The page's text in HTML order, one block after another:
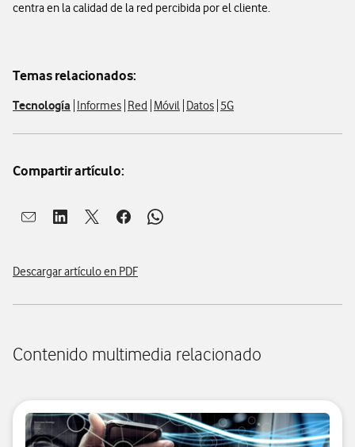
centra en la calidad de la red percibida por el cliente.
Temas relacionados:
Tecnología Informes Red Móvil Datos 5G
Compartir artículo:
Abrir ventana para compartir en mail
Abrir ventana para compartir en linkedin
Abrir ventana para compartir en twitter
Abrir ventana para compartir en facebook
Abrir ventana para compartir en
Descargar artículo en PDF
Contenido multimedia relacionado